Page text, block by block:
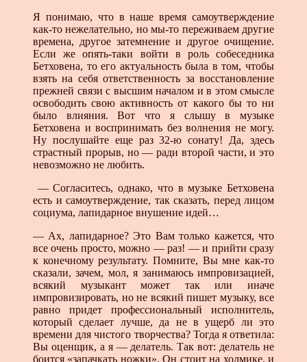
Я понимаю, что в наше время самоутверждение
как-то нежелательно, но мы-то переживаем другие
времена, другое затемнение и другое очищение.
Если же опять-таки войти в роль собеседника
Бетховена, то его актуальность была в том, чтобы
взять на себя ответственность за восстановление
прежней связи с высшим началом и в этом смысле
освободить свою активность от какого бы то ни
было влияния. Вот что я слышу в музыке
Бетховена и воспринимать без волнения не могу.
Ну послушайте еще раз 32-ю сонату! Да, здесь
страстный прорыв, но — ради второй части, и это
невозможно не любить.
— Согласитесь, однако, что в музыке Бетховена
есть и самоутверждение, так сказать, перед лицом
социума, лапидарное внушение идей…
— Ах, лапидарное? Это Вам только кажется, что
все очень просто, можно — раз! — и прийти сразу
к конечному результату. Помните, Вы мне как-то
сказали, зачем, мол, я занимаюсь импровизацией,
всякий музыкант может так или иначе
импровизировать, но не всякий пишет музыку, все
равно придет профессиональный исполнитель,
который сделает лучше, да не в ущерб ли это
времени для чистого творчества? Тогда я ответила:
Вы оценщик, а я — делатель. Так вот: делатель не
боится «запачкать ножки». Он стоит на холмике, и